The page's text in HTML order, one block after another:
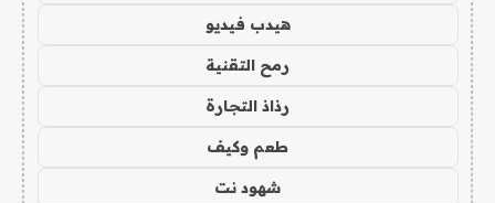
هيدب فيديو
رمح التقنية
رذاذ التجارة
طعم وكيف
شهود نت